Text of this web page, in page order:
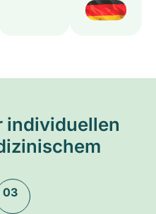
individuellen
03